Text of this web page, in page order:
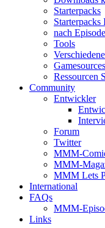
Starterpacks
Starterpacks
nach
Tools
Gamesources
Ressourcen
Community
Entwickler
Forum
Twitter
MMM-
MMM-
MMM Lets
International
FAQs
MMM-
Links